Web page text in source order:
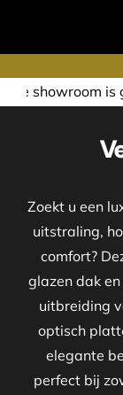
op
Zoekt u een
uitstraling,
comfort?
glazen dak
uitbreiding
optisch
elegante
perfect bij